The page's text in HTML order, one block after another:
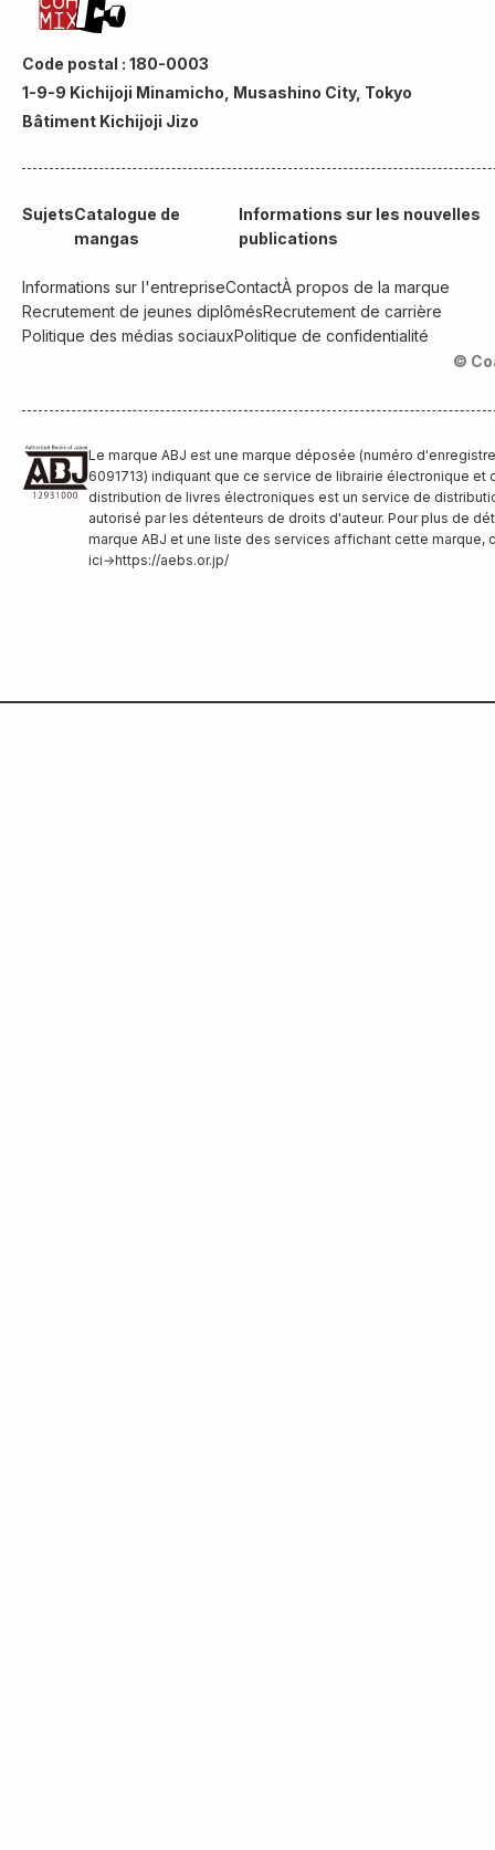
Code postal : 180-0003
1-9-9 Kichijoji Minamicho, Musashino City, Tokyo
Bâtiment Kichijoji Jizo
SujetsCatalogue de
mangas
Informations sur les nouvelles
publications
Informations sur l'entrepriseContactÀ propos de la marque
Recrutement de jeunes diplômésRecrutement de carrière
Politique des médias sociauxPolitique de confidentialité
©
Le marque ABJ est une marque déposée (numéro
6091713) indiquant que ce service de librairie électronique et
distribution de livres électroniques est un service de
autorisé par les détenteurs de droits d'auteur. Pour plus de
marque ABJ et une liste des services affichant cette marque,
ici→https://aebs.or.jp/